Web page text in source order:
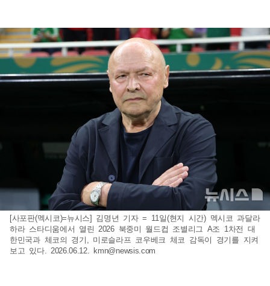
[사포판(멕시코)=뉴시스] 김명년 기자 = 11일(현지 시간) 멕시코 과달라
하라 스타디움에서 열린 2026 북중미 월드컵 조별리그 A조 1차전 대
한민국과 체코의 경기, 미로슬라프 코우베크 체코 감독이 경기를 지켜
보고 있다. 2026.06.12. kmn@newsis.com